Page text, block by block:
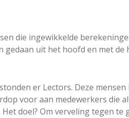
die ingewikkelde
gedaan uit het hoofd en met
er Lectors. Deze
voor aan medewerkers die
doel? Om verveling tegen te